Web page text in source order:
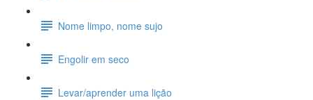
Nome limpo, nome sujo
Engolir em seco
Levar/aprender uma lição